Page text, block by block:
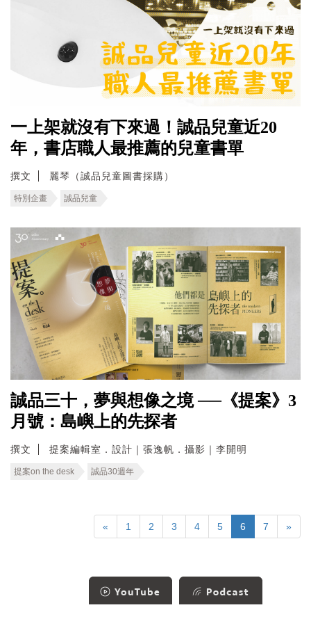
一上架就沒有下來過！誠品兒童近20
年，書店職人最推薦的兒童書單
撰文 麗琴（誠品兒童圖書採購）
特別企畫 誠品兒童
誠品三十，夢與想像之境 ──《提案》3
月號：島嶼上的先探者
撰文 提案編輯室．設計｜張逸帆．攝影｜李開明
提案on the desk 誠品30週年
« 1 2 3 4 5 6 7 »